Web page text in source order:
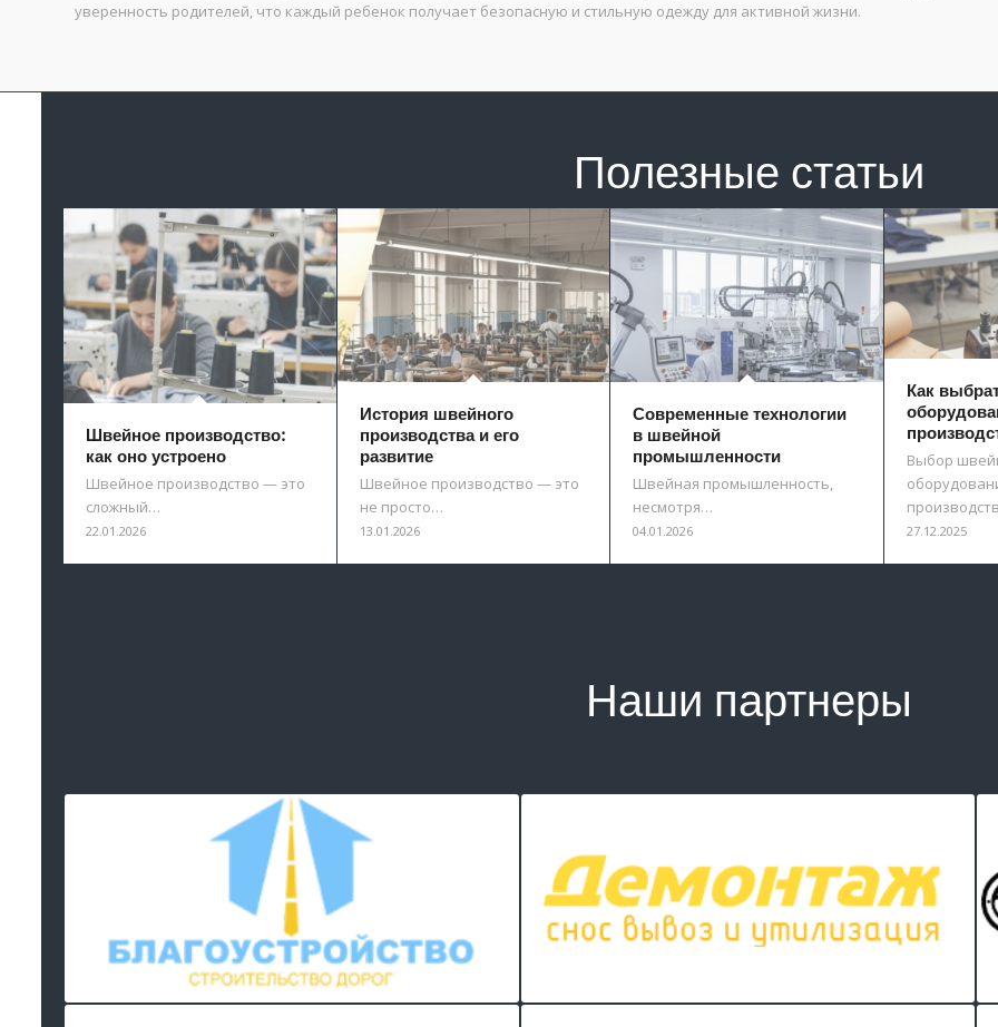
уверенность родителей, что каждый ребенок получает безопасную и стильную одежду для активной жизни.
Полезные статьи
Швейное производство:
как оно устроено
Швейное производство — это
сложный…
22.01.2026
История швейного
производства и его
развитие
Швейное производство — это
не просто…
13.01.2026
Современные технологии
в швейной
промышленности
Швейная промышленность,
несмотря…
04.01.2026
Как
Выбор
27.12.2025
Наши партнеры